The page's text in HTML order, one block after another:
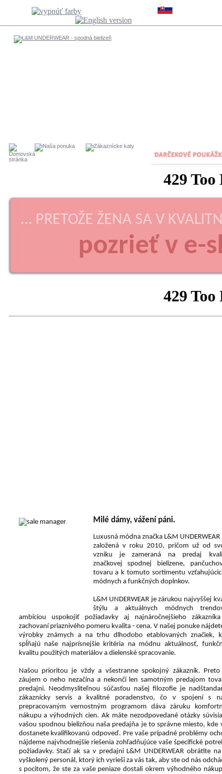
... PRETOŽE ŽENA SA V
pozrieť v e-
Milé dámy, vážení páni.
Luxusná módna značka L&M UNDERWEAR
založená v roku 2010, pričom už od
vzniku je zameraná na predaj
značkovej spodnej bielizene,
tovaru a k tomuto sortimentu
módnych a funkčných doplnkov.
L&M UNDERWEAR je zárukou najvyššej
štýlu a aktuálnych módnych
ambíciou uspokojiť požiadavky aj najnáročnejšieho
zachovaní priaznivého pomeru kvalita - cena. V našej ponuke
výrobky známych a na trhu dlhodobo etablovaných značiek,
spĺňajú naše najprísnejšie kritéria na módnu aktuálnosť,
kvalitu použitých materiálov a dielenské spracovanie.
Našou prioritou je vždy a všestranne spokojný zákazník. Preto
záujem o neho nezačína a nekončí len samotným predajom
predajni. Neodmysliteľnou súčasťou našej filozofie je
zákaznícky servis a kvalitné poradenstvo, čo v spojení s
prepracovaným vernostným programom dáva záruku
nákupu a výhodných cien. Ak máte nezodpovedané otázky
vašou spodnou bielizňou naša predajňa je to správne miesto, kde
dostanete kvalifikovanú odpoveď. Pre vaše prípadné problémy
nájdeme najvhodnejšie riešenia zohľadňujúce vaše špecifické
požiadavky. Stačí ak sa v predajni L&M UNDERWEAR obrátite
vyškolený personál, ktorý ich vyrieši za vás tak, aby ste od nás
s pocitom, že ste za vaše peniaze dostali okrem výhodného